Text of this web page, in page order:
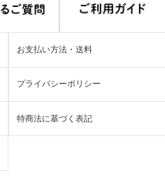
お支払い方法・送料
プライバシーポリシー
特商法に基づく表記